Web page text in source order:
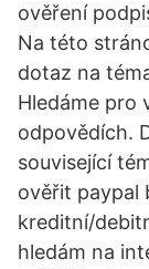
ověření
Na této
dotaz na
Hledáme pro
odpovědích.
související
ověřit paypal
kreditní/
hledám na